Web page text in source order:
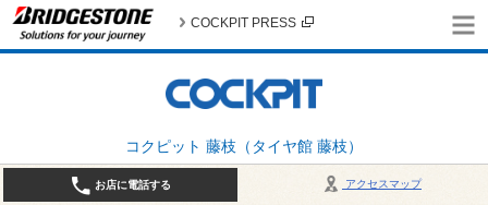
コクピット 藤枝（タイヤ館 藤枝）
COCKPIT PRESS
アクセスマップ
お店に電話する